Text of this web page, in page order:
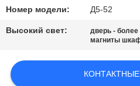
СЛУЧАИ
САЙТА
Номер модели: Д5-52
Высокий свет: дверь - более
магниты